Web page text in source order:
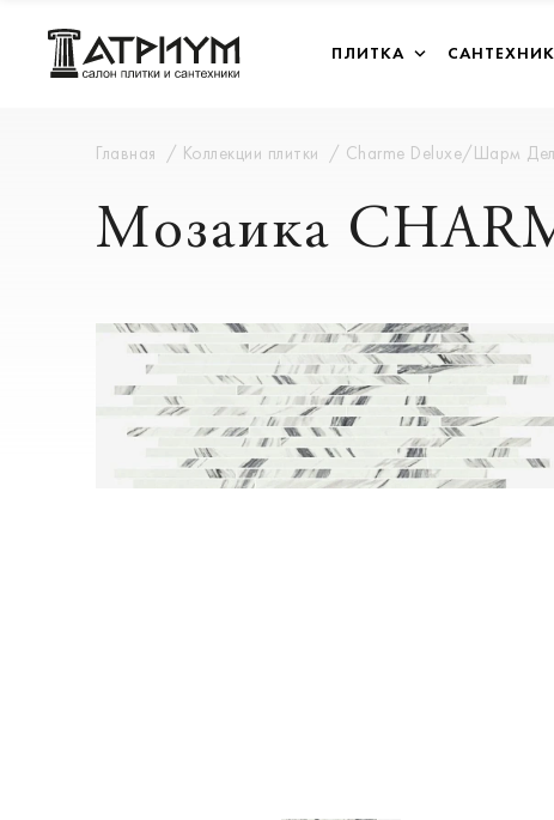
ПЛИТКА
Главная Коллекции плитки Charme Deluxe/Шарм
Мозаика